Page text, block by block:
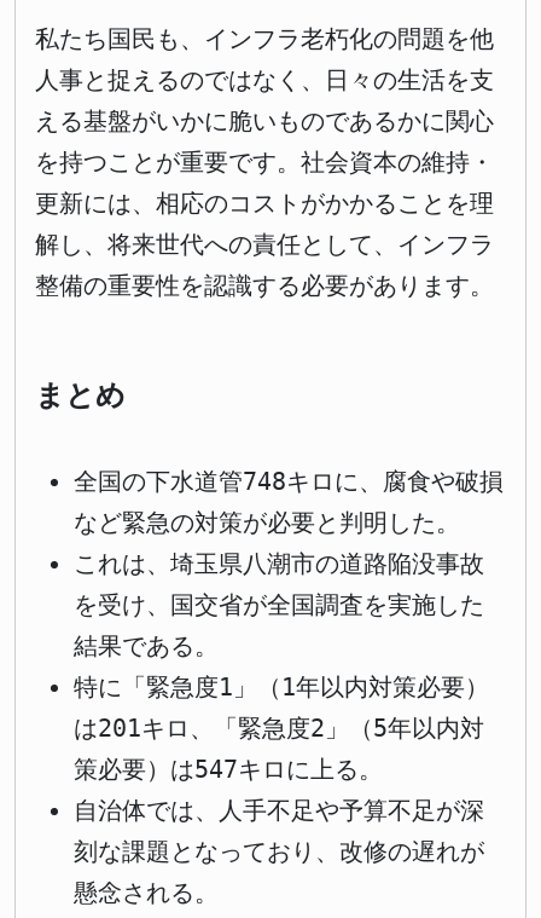
私たち国民も、インフラ老朽化の問題を他
人事と捉えるのではなく、日々の生活を支
える基盤がいかに脆いものであるかに関心
を持つことが重要です。社会資本の維持・
更新には、相応のコストがかかることを理
解し、将来世代への責任として、インフラ
整備の重要性を認識する必要があります。
まとめ
全国の下水道管748キロに、腐食や破損
など緊急の対策が必要と判明した。
これは、埼玉県八潮市の道路陥没事故
を受け、国交省が全国調査を実施した
結果である。
特に「緊急度1」（1年以内対策必要）
は201キロ、「緊急度2」（5年以内対
策必要）は547キロに上る。
自治体では、人手不足や予算不足が深
刻な課題となっており、改修の遅れが
懸念される。